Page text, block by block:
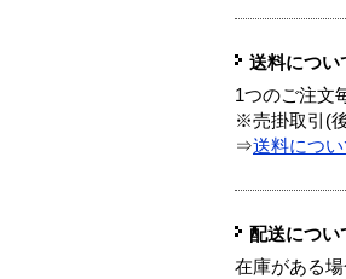
送料につい
1つのご注文
※売掛取引(
⇒送料につ
配送につい
在庫がある